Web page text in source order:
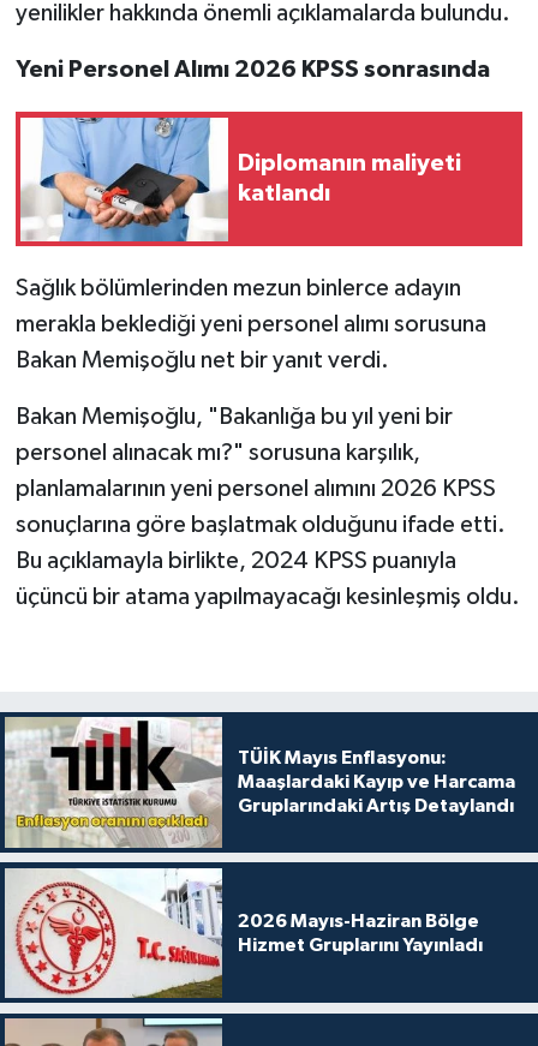
yenilikler hakkında önemli açıklamalarda bulundu.
Yeni Personel Alımı 2026 KPSS sonrasında
Diplomanın maliyeti
katlandı
Sağlık bölümlerinden mezun binlerce adayın
merakla beklediği yeni personel alımı sorusuna
Bakan Memişoğlu net bir yanıt verdi.
Bakan Memişoğlu, "Bakanlığa bu yıl yeni bir
personel alınacak mı?" sorusuna karşılık,
planlamalarının yeni personel alımını 2026 KPSS
sonuçlarına göre başlatmak olduğunu ifade etti.
Bu açıklamayla birlikte, 2024 KPSS puanıyla
üçüncü bir atama yapılmayacağı kesinleşmiş oldu.
TÜİK Mayıs Enflasyonu:
Maaşlardaki Kayıp ve Harcama
Gruplarındaki Artış Detaylandı
2026 Mayıs-Haziran Bölge
Hizmet Gruplarını Yayınladı